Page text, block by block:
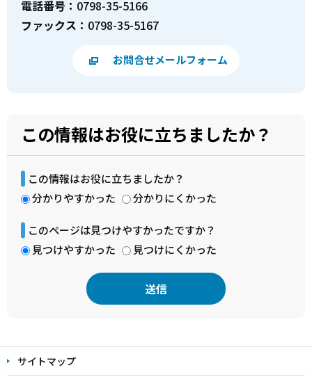
電話番号： 0798-35-5166
ファックス： 0798-35-5167
お問合せメールフォーム
この情報はお役に立ちましたか？
この情報はお役に立ちましたか？
分かりやすかった
分かりにくかった
このページは見つけやすかったですか？
見つけやすかった
見つけにくかった
文
こ サイトマップ